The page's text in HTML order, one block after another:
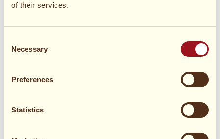
of their services.
Selection
Necessary
Preferences
Statistics
Hete Bliksem met KRISPROLLS®
0 min